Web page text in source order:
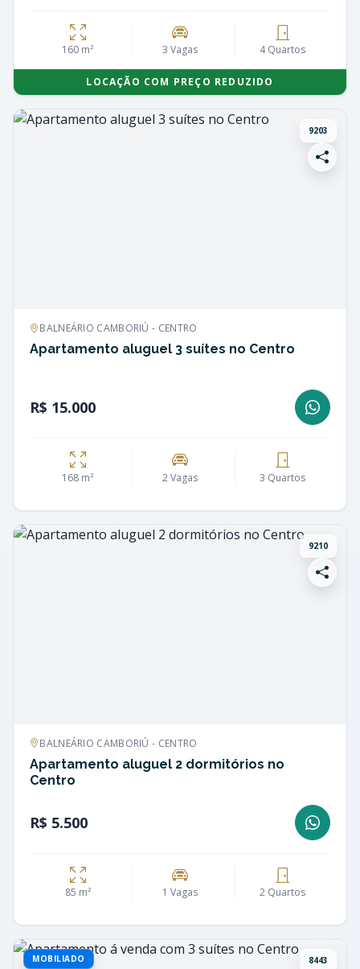
160 m² 3 Vagas 4 Quartos
LOCAÇÃO COM PREÇO REDUZIDO
9203
BALNEÁRIO CAMBORIÚ - CENTRO
Apartamento aluguel 3 suítes no Centro
R$ 15.000
168 m² 2 Vagas 3 Quartos
9210
BALNEÁRIO CAMBORIÚ - CENTRO
Apartamento aluguel 2 dormitórios no
Centro
R$ 5.500
85 m² 1 Vagas 2 Quartos
MOBILIADO 8443